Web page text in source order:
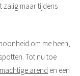
zalig maar tijdens
om me heen,
Tot nu toe
arend en een